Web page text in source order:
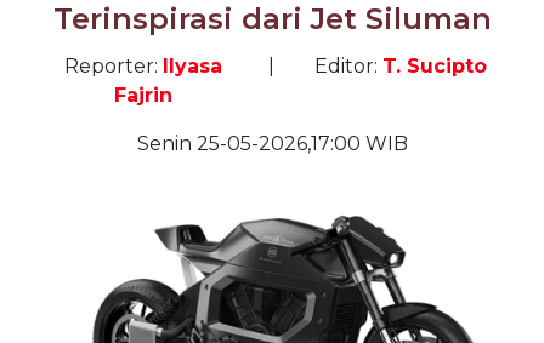
Terinspirasi dari Jet Siluman
Reporter: Ilyasa
Fajrin
Editor: T. Sucipto
Senin 25-05-2026,17:00 WIB